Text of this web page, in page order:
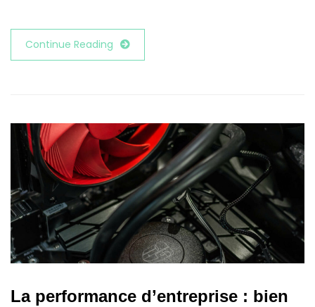
Continue Reading
La performance d’entreprise : bien